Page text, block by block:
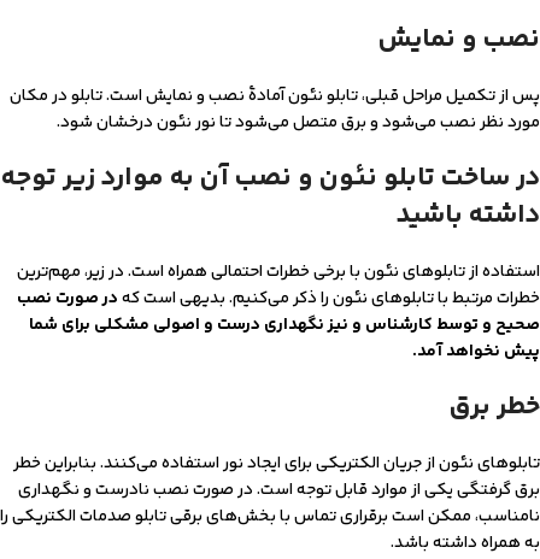
نصب و نمایش
پس از تکمیل مراحل قبلی، تابلو نئون آمادۀ نصب و نمایش است. تابلو در مکان
مورد نظر نصب می‌شود و برق متصل می‌شود تا نور نئون درخشان شود.
در ساخت تابلو نئون و نصب آن به موارد زیر توجه
داشته باشید
استفاده از تابلوهای نئون با برخی خطرات احتمالی همراه است. در زیر، مهم‌ترین
خطرات مرتبط با تابلوهای نئون را ذکر می‌کنیم. بدیهی است کهدر صورت نصب
صحیح و توسط کارشناس و نیز نگهداری درست و اصولی مشکلی برای شما
پیش نخواهد آمد.
خطر برق
تابلوهای نئون از جریان الکتریکی برای ایجاد نور استفاده می‌کنند. بنابراین خطر
برق گرفتگی یکی از موارد قابل توجه است. در صورت نصب نادرست و نگهداری
نامناسب، ممکن است برقراری تماس با بخش‌های برقی تابلو صدمات الکتریکی را
به همراه داشته باشد.